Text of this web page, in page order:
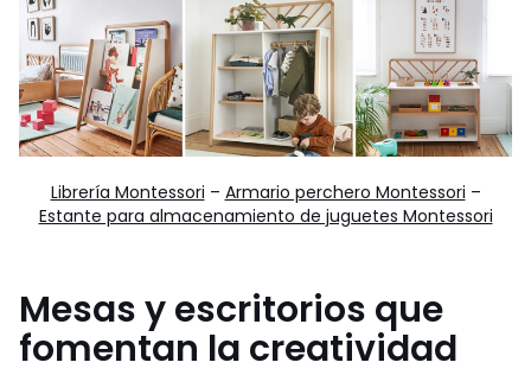
Librería Montessori – Armario perchero Montessori –
Estante para almacenamiento de juguetes Montessori
Mesas y escritorios que
fomentan la creatividad